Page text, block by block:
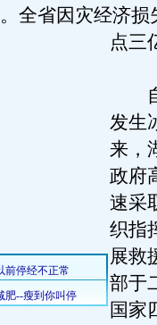
全省因灾经济损
点三
自
发生
来，
政府
速采
织指
展救
部于
国家